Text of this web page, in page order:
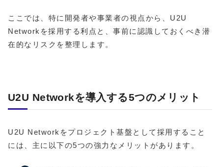
ここでは、特に開発者や事業者の視点から、U2U
Networkを採用する利点と、事前に認識しておくべき潜
在的なリスクを整理します。
U2U Networkを導入する5つのメリット
U2U Networkをプロジェクト基盤として採用すること
には、主に以下の5つの強力なメリットがあります。